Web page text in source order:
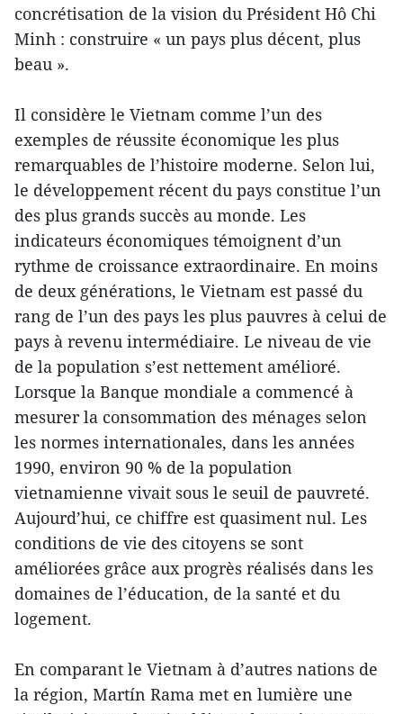
concrétisation de la vision du Président Hô Chi
Minh : construire « un pays plus décent, plus
beau ».
Il considère le Vietnam comme l’un des
exemples de réussite économique les plus
remarquables de l’histoire moderne. Selon lui,
le développement récent du pays constitue l’un
des plus grands succès au monde. Les
indicateurs économiques témoignent d’un
rythme de croissance extraordinaire. En moins
de deux générations, le Vietnam est passé du
rang de l’un des pays les plus pauvres à celui de
pays à revenu intermédiaire. Le niveau de vie
de la population s’est nettement amélioré.
Lorsque la Banque mondiale a commencé à
mesurer la consommation des ménages selon
les normes internationales, dans les années
1990, environ 90 % de la population
vietnamienne vivait sous le seuil de pauvreté.
Aujourd’hui, ce chiffre est quasiment nul. Les
conditions de vie des citoyens se sont
améliorées grâce aux progrès réalisés dans les
domaines de l’éducation, de la santé et du
logement.
En comparant le Vietnam à d’autres nations de
la région, Martín Rama met en lumière une